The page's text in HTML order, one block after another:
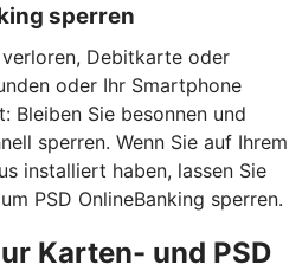
sperren
Debitkarte oder
oder Ihr Smartphone
Bleiben Sie besonnen und
sperren. Wenn Sie auf Ihrem
installiert haben, lassen Sie
PSD OnlineBanking sperren.
Karten- und PSD